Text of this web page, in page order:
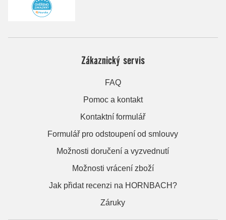
Zákaznický servis
FAQ
Pomoc a kontakt
Kontaktní formulář
Formulář pro odstoupení od smlouvy
Možnosti doručení a vyzvednutí
Možnosti vrácení zboží
Jak přidat recenzi na HORNBACH?
Záruky